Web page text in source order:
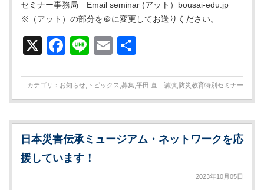
セミナー事務局 Email seminar (アット）bousai-edu.jp
※（アット）の部分を＠に変更してお送りください。
X Facebook
LineEmail
カテゴリ： お知らせ トピックス 募集 平田 直 講演 防災教育特別セミナー
日本災害伝承ミュージアム・ネットワークを応
援しています！
2023年10月05日